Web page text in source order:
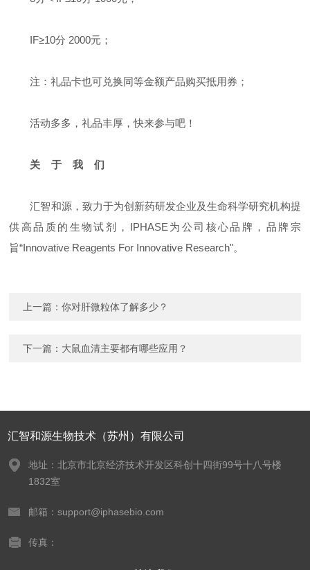
IF≥10分 2000元；
注：礼品卡也可兑换同等金额产品购买抵用券；
活动多多，礼品丰厚，快来参与吧！
关 于 我 们
汇智和源，致力于为创新药研发企业及生命科学研究机构提
供高品质的生物试剂，IPHASE为公司核心品牌，品牌宗
旨“Innovative Reagents For Innovative Research"。
上一篇：你对肝微粒体了解多少？
下一篇： 大鼠血清主要都有哪些应用？
汇智和源生物技术（苏州）有限公司
地址：北京市北京经济技术开发区科创十四街99号十八号楼
1832室
邮箱：support@iphasebio.com
传真：